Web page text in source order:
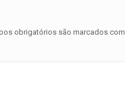
obrigatórios são marcados com